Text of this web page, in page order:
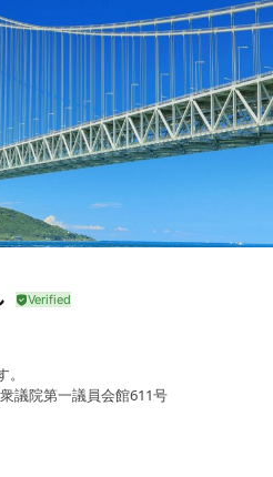
議院第一議員会館611号